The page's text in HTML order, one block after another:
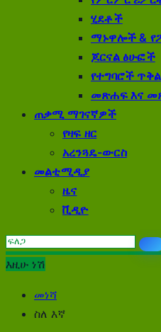
ሂደቶች
ማኑዋሎች &
ጆርናል ፅሁፎች
የተግባሮች ጥቅል
መጽሐፍ እና
ጠቃሚ ማገናኛዎች
የዛፍ ዘር
አረንጓዴ-ውርስ
መልቲሚዲያ
ዜና
ቪዲዮ
እዚሁ ነሽ
መነሻ
ስለ እኛ